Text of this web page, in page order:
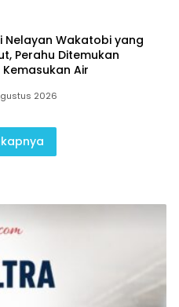
Juta
Nelayan Wakatobi yang
Perahu Ditemukan
Air
2026